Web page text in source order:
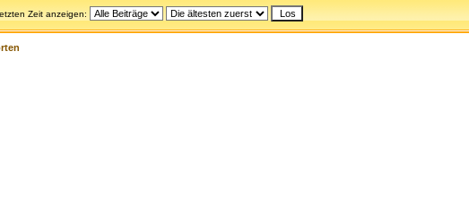
Zeit anzeigen: